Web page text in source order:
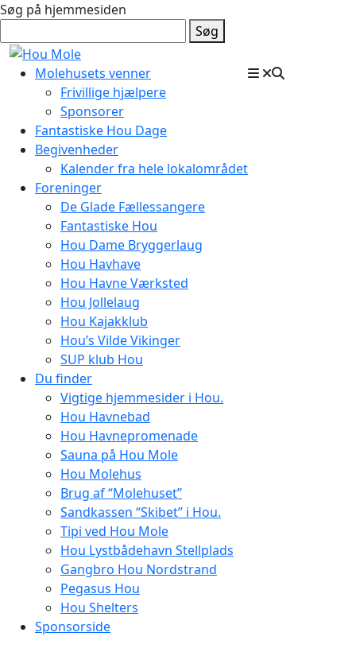
Søg på hjemmesiden
Søg
Molehusets venner
Frivillige hjælpere
Sponsorer
Fantastiske Hou Dage
Begivenheder
Kalender fra hele lokalområdet
Foreninger
De Glade Fællessangere
Fantastiske Hou
Hou Dame Bryggerlaug
Hou Havhave
Hou Havne Værksted
Hou Jollelaug
Hou Kajakklub
Hou’s Vilde Vikinger
SUP klub Hou
Du finder
Vigtige hjemmesider i Hou.
Hou Havnebad
Hou Havnepromenade
Sauna på Hou Mole
Hou Molehus
Brug af “Molehuset”
Sandkassen “Skibet” i Hou.
Tipi ved Hou Mole
Hou Lystbådehavn Stellplads
Gangbro Hou Nordstrand
Pegasus Hou
Hou Shelters
Sponsorside